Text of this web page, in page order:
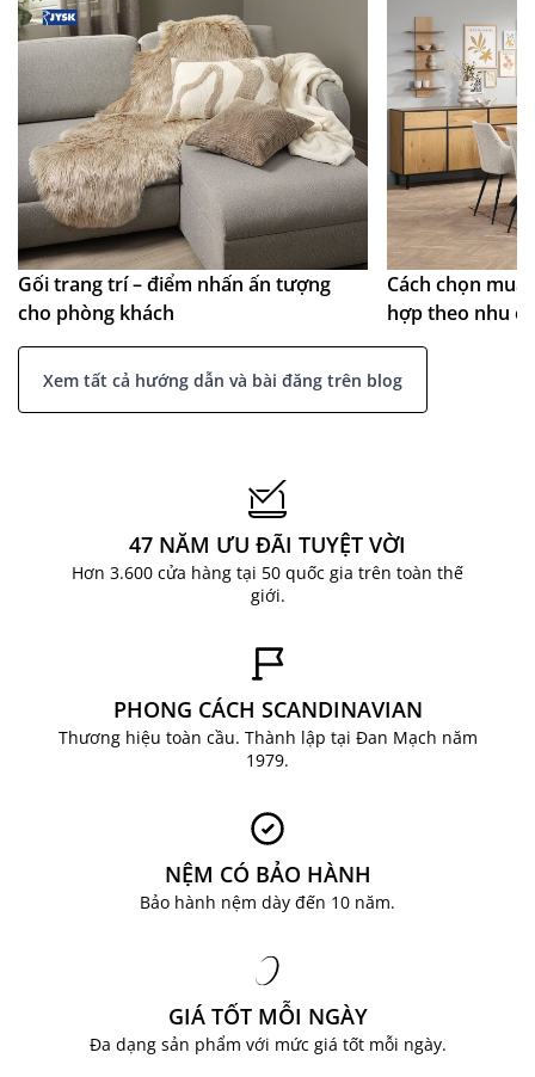
Gối trang trí – điểm nhấn ấn tượng
cho phòng khách
Cách chọn
hợp theo nhu
Xem tất cả hướng dẫn và bài đăng trên blog
47 NĂM ƯU ĐÃI TUYỆT VỜI
Hơn 3.600 cửa hàng tại 50 quốc gia trên toàn thế
giới.
PHONG CÁCH SCANDINAVIAN
Thương hiệu toàn cầu. Thành lập tại Đan Mạch năm
1979.
NỆM CÓ BẢO HÀNH
Bảo hành nệm dày đến 10 năm.
GIÁ TỐT MỖI NGÀY
Đa dạng sản phẩm với mức giá tốt mỗi ngày.